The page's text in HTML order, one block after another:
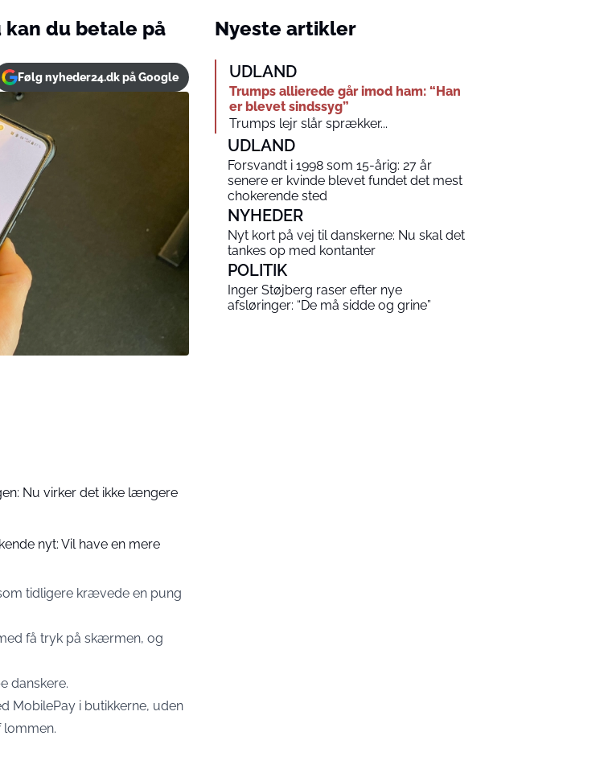
du betale på
Følg nyheder24.dk på Google
Nu virker det ikke længere
nyt: Vil have en mere
tidligere krævede en pung
få tryk på skærmen, og
danskere.
MobilePay i butikkerne, uden
lommen.
Nyeste artikler
UDLAND
Trumps allierede går imod ham: “Han
er blevet sindssyg”
Trumps lejr slår sprækker...
UDLAND
Forsvandt i 1998 som 15-årig: 27 år
senere er kvinde blevet fundet det mest
chokerende sted
NYHEDER
Nyt kort på vej til danskerne: Nu skal det
tankes op med kontanter
POLITIK
Inger Støjberg raser efter nye
afsløringer: “De må sidde og grine”